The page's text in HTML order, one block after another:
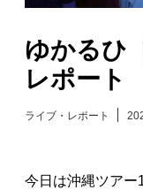
日々のレポー
プロフィール
ゆかるひ
レポート
ライブ・レポート
今日は沖縄ツアー